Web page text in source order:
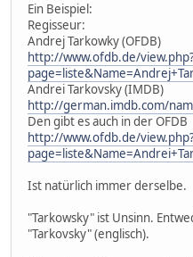
Ein Beispiel:
Regisseur:
Andrej Tarkowky (OFDB)
http://www.ofdb.de/
Andrei Tarkovsky (IMDB)
http://german.imdb.com/
Den gibt es auch in der OFDB
http://www.ofdb.de/
Ist natürlich immer derselbe.
"Tarkowsky" ist Unsinn.
"Tarkovsky" (englisch).